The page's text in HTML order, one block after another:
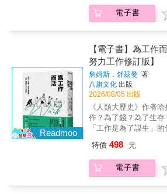
以及戰爭與醫藥交互
隊臨飛前領到天皇御賜
流行服用「聖戰藥丸
介入的人類戰事，以
局的悲慘歷史。書中登
嗎啡、芬太尼、阿司匹
疫、天花、壞血病、瘧
等。&本書蒐羅了各式
科學界小故事，例如
退」期間，艦艇遭德
亨利．拉柏利靠著冷
利格外留意抗組織胺
物：氯丙嗪。💉俗稱
造就了德國裝甲部隊進
粹名將艾爾溫．隆美
史》。 ★ 榮獲《華盛頓郵報》年度50大非小說
類好書；2021年安德魯
各大暢銷榜冠軍。 & &mdash;&mdash;世界遠
比我們想像的美好，真
自己太悲觀 & 二次大戰期間，德軍試圖用轟炸
瓦解英國人的抵抗意志
與暴力蔓延開來，人類
然而，德軍的劇本並沒有上演。
採用同樣的轟炸戰略
轟炸之下展現的韌性
德國人連他們挨過的
算也落空了。 & 事實上，不只德、英雙方對人
然。但眾多的歷史事件
&mdash;&mdash;不
災，我們展現的都是人類
電子書
Readmoo
【電子書】為工作
努力工作修訂版】
詹姆斯．舒茲曼 著
八旗文化 出版
2026/08/05 出版
《人類大歷史》作者
作？為了錢？為了生
「工作是為了謀生」
過活，每週只要工作
達，可憐的社畜加班過
人類主宰工作，還是
特價 498 元
電子書